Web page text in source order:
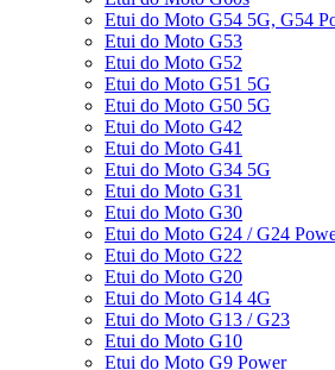
Etui do Moto G54 5G, G54
Etui do Moto G53
Etui do Moto G52
Etui do Moto G51 5G
Etui do Moto G50 5G
Etui do Moto G42
Etui do Moto G41
Etui do Moto G34 5G
Etui do Moto G31
Etui do Moto G30
Etui do Moto G24 / G24
Etui do Moto G22
Etui do Moto G20
Etui do Moto G14 4G
Etui do Moto G13 / G23
Etui do Moto G10
Etui do Moto G9 Power